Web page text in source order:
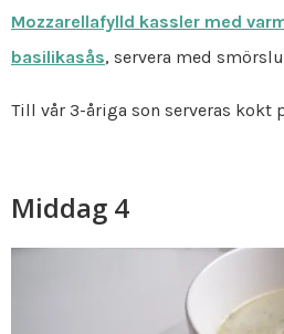
Mozzarellafylld kassler med
basilikasås, servera med
Till vår 3-åriga son serveras kokt
Middag 4